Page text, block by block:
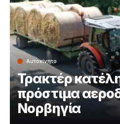
Αυτοκίνητο
Τρακτέρ
πρόστιμα
Νορβηγία